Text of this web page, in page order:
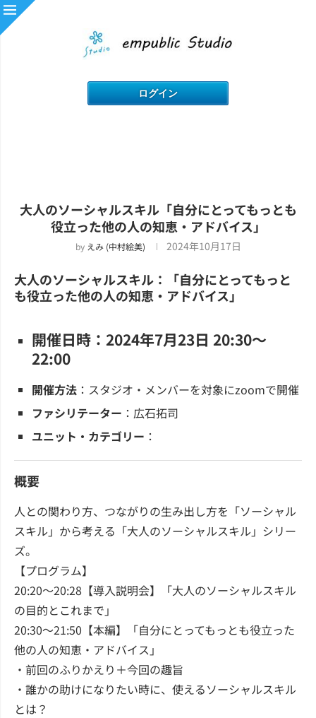
大人のソーシャルスキル「自分にとってもっとも
役立った他の人の知恵・アドバイス」
by えみ (中村絵美) 2024年10月17日
大人のソーシャルスキル：「自分にとってもっと
も役立った他の人の知恵・アドバイス」
開催日時：2024年7月23日 20:30～
22:00
開催方法 ：スタジオ・メンバーを対象にzoomで開催
ファシリテーター ：広石拓司
ユニット・カテゴリー ：
概要
人との関わり方、つながりの生み出し方を「ソーシャル
スキル」から考える「大人のソーシャルスキル」シリー
ズ。
【プログラム】
20:20～20:28【導入説明会】「大人のソーシャルスキル
の目的とこれまで」
20:30～21:50【本編】「自分にとってもっとも役立った
他の人の知恵・アドバイス」
・前回のふりかえり＋今回の趣旨
・誰かの助けになりたい時に、使えるソーシャルスキル
とは？